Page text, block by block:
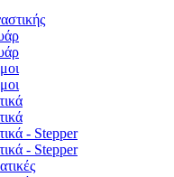
- Stepper
- Stepper